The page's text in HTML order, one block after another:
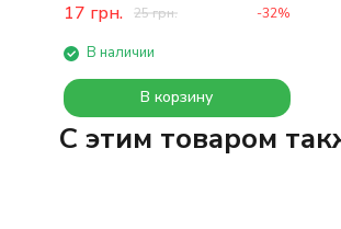
17 грн. 25грн. -32%
В наличии
В корзину
C этим товаром